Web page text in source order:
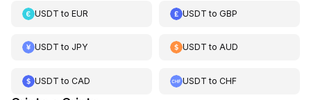
USDT to EUR USDT toGBP
USDT to JPY USDT toAUD
USDT to CAD USDT toCHF